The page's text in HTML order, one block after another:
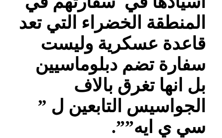
المنطقة الخضراء التي تعد
قاعدة عسكرية وليست
سفارة تضم دبلوماسيين
بل انها تغرق بالاف
الجواسيس التابعين ل ”
سي ي ايه””.